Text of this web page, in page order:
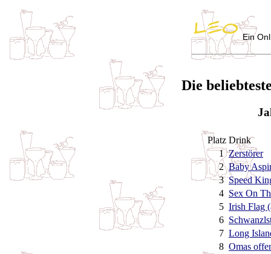
Ein
Die
Platz Drink
1 Zerstörer
2 Baby
3 Speed
4 Sex On
5 Irish Flag
6
7 Long
8 Omas